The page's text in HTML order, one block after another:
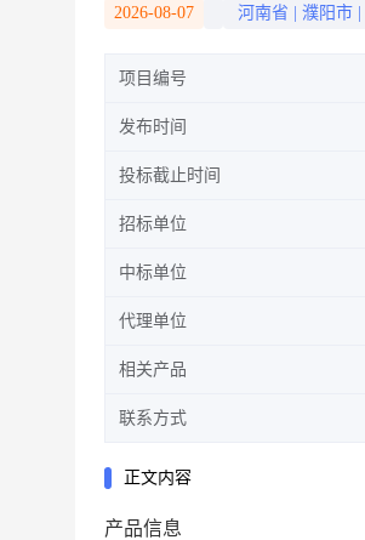
2026-08-07 河南省 濮阳市
项目编号
发布时间
投标截止时间
招标单位
中标单位
代理单位
相关产品
联系方式
正文内容
产品信息